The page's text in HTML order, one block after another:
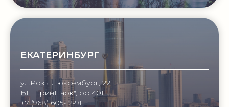
ЕКАТЕРИНБУРГ
ул.Розы Люксембург, 22
БЦ "ГринПарк", оф.401
+7 (968) 605-12-91